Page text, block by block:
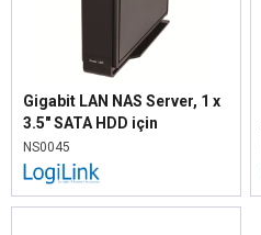
Gigabit LAN NAS Server, 1 x
3.5" SATA HDD için
NS0045